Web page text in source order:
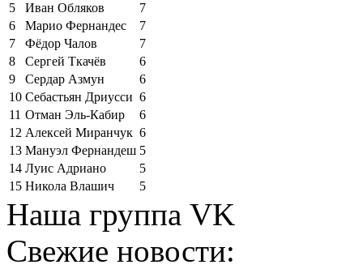
5
Иван Обляков
7
6
Марио Фернандес
7
7
Фёдор Чалов
7
8
Сергей Ткачёв
6
9
Сердар Азмун
6
10 Себастьян Дриусси 6
11 Отман Эль-Кабир
6
12 Алексей Миранчук 6
13 Мануэл Фернандеш 5
14 Луис Адриано
5
15 Никола Влашич 5
Наша группа VK
Свежие новости: